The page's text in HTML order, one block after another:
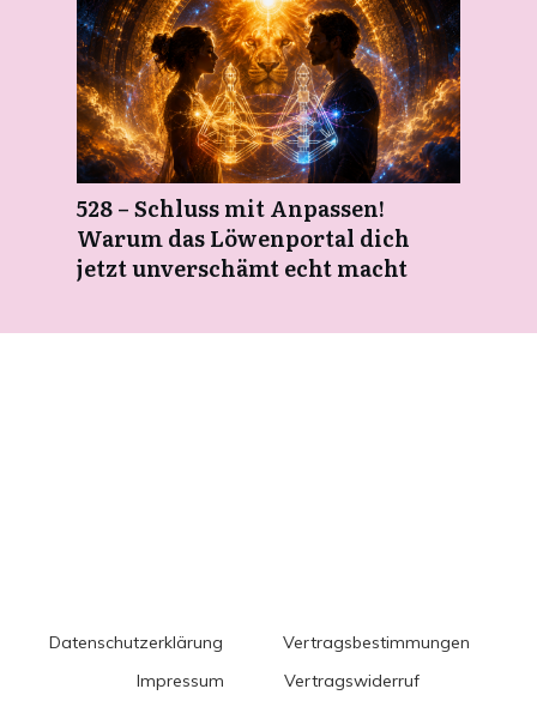
528 – Schluss mit Anpassen!
Warum das Löwenportal dich
jetzt unverschämt echt macht
Datenschutzerklärung
Vertragsbestimmungen
Impressum
Vertragswiderruf